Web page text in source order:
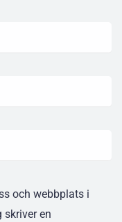
och webbplats i
en